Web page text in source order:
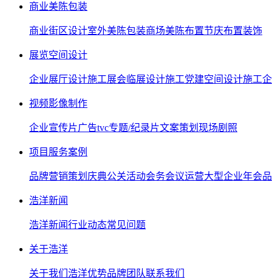
商业美陈包装
商业街区设计室外美陈包装商场美陈布置节庆布置装饰
展览空间设计
企业展厅设计施工展会临展设计施工党建空间设计施工
视频影像制作
企业宣传片广告tvc专题/纪录片文案策划 现场剧照
项目服务案例
品牌营销策划 庆典公关活动会务会议运营大型企业年会
浩洋新闻
浩洋新闻行业动态常见问题
关于浩洋
关于我们 浩洋优势品牌团队联系我们